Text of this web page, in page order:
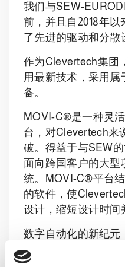
我们与SEW-
前，并且自2018年
了先进的驱动和分散
作为Clevertech集团
用最新技术，采用
备。
MOVI-C®是一种灵
台，对Clevertech来
破。得益于与SEW
面向跨国客户的大
统。MOVI-C®平台
的软件，使
设计，缩短设计时间
数字自动化的新纪元
与SEW-